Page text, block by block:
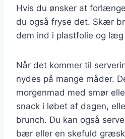
Hvis du ønsker at
du også fryse det. Skær
dem ind i plastfolie og
Når det kommer til
nydes på mange måder.
morgenmad med smør
snack i løbet af dagen,
brunch. Du kan også
bær eller en skefuld